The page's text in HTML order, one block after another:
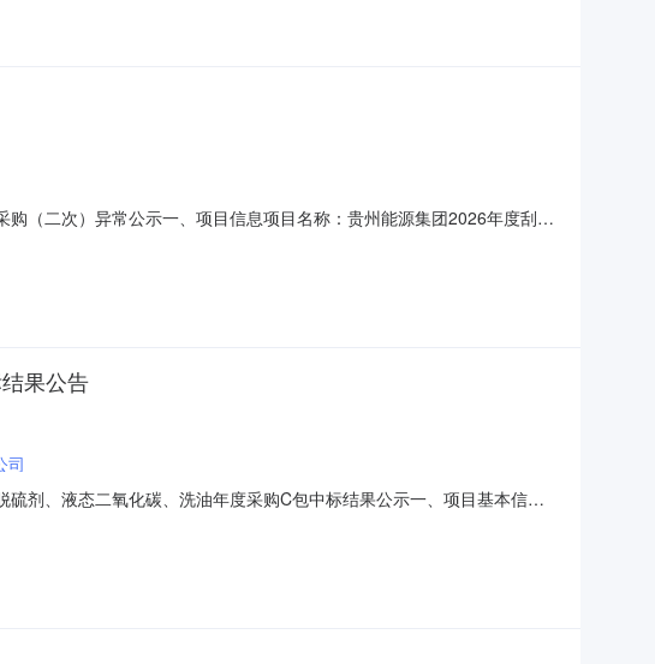
（二次）异常公示一、项目信息项目名称：贵州能源集团2026年度刮板
情况原因至投标文件递交截止时间止，有效投标人不足三家。五、公
果公告
司
剂、液态二氧化碳、洗油年度采购C包中标结果公示一、项目基本信息
GQQY-ZB2026070096-003标段内容：1.项目名称：贵州能源集团2